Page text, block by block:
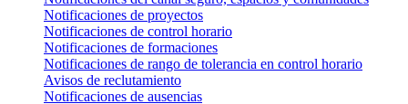
Notificaciones de proyectos
Notificaciones de control horario
Notificaciones de formaciones
Notificaciones de rango de tolerancia en control horario
Avisos de reclutamiento
Notificaciones de ausencias